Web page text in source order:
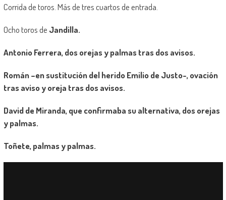
Corrida de toros. Más de tres cuartos de entrada.
Ocho toros de Jandilla.
Antonio Ferrera, dos orejas y palmas tras dos avisos.
Román –en sustitución del herido Emilio de Justo-, ovación
tras aviso y oreja tras dos avisos.
David de Miranda, que confirmaba su alternativa, dos orejas
y palmas.
Toñete, palmas y palmas.